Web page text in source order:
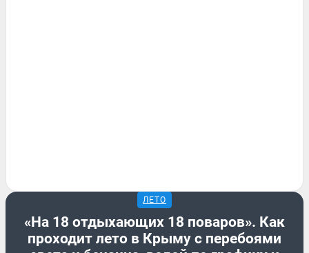
ЛЕТО
«На 18 отдыхающих 18 поваров». Как
проходит лето в Крыму с перебоями